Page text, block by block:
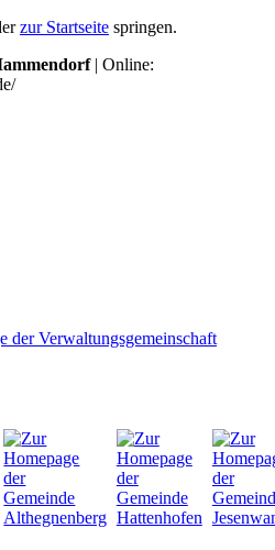
zur Startseite springen.
| Online: